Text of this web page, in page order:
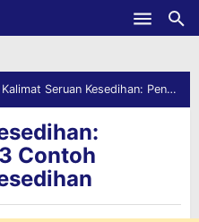
Kalimat Seruan Kesedihan: Pengertian Dan 43 Contoh Kalimat Seruan Kesedihan
Contoh